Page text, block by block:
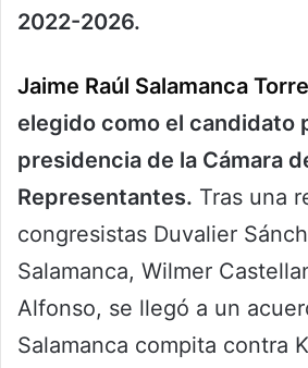
2022-2026.
Jaime Raúl Salamanca
elegido como el candidato
presidencia de la Cámara
Representantes. Tras una
congresistas Duvalier
Salamanca, Wilmer
Alfonso, se llegó a un
Salamanca compita contra